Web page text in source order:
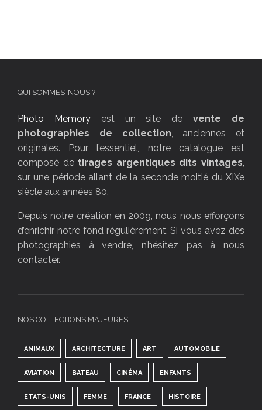
QUI SOMMES-NOUS ?
Photo Memoryest un site devente de
photographies de collection, anciennes et
originales. Pour l’essentiel, notre catalogue est
composé de tirages argentiques dits vintages,
sur une période allant de la seconde moitié du XIXe
siècle aux années 80.
Depuis notre création en 2009, nous nous efforçons
d’enrichir notre fond régulièrement. Si vous avez des
photographies à vendre, n’hésitez pas à nous
contacter.
NOS COLLECTIONS MAJEURES
ANIMAUX ARCHITECTURE ART AUTOMOBILE
AVIATION BATEAU CINÉMA ENFANTS
ETATS-UNIS FEMME FRANCE HISTOIRE